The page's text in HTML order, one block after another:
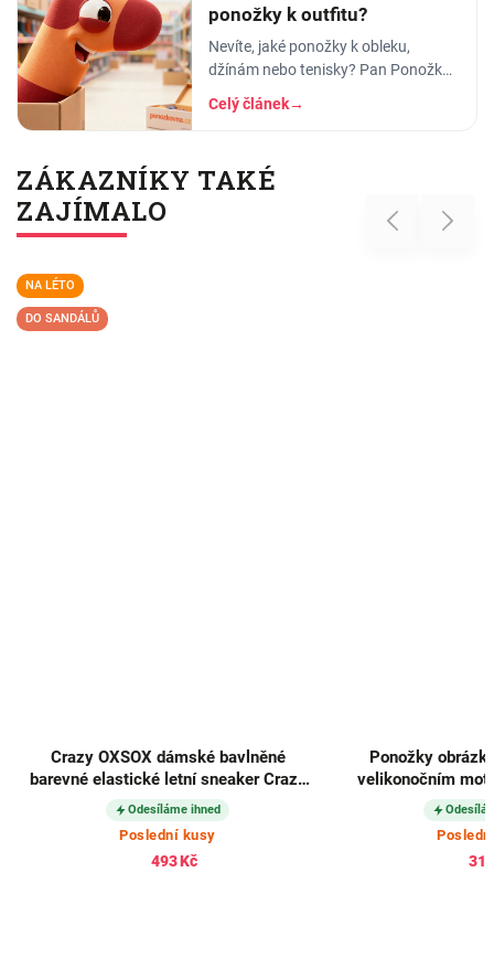
ponožky k outfitu?
Nevíte, jaké ponožky k obleku,
džínám nebo tenisky? Pan Ponožka
radí, jak vybrat správnou barvu, vzor
i délku. Praktický průvodce pro muže
Celý článek→
ZÁKAZNÍKY TAKÉ
ZAJÍMALO
Previous
NA LÉTO
DO SANDÁLŮ
Crazy OXSOX dámské bavlněné
barevné elastické letní sneaker Crazy
ponožky každá jiná mix 5párů
Odesíláme ihned
Poslední kusy
493 Kč
Ponožky
velikonočním
Next